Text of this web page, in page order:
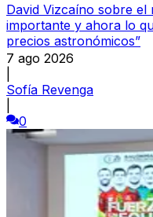
David Vizcaíno sobre el
importante y ahora lo
precios astronómicos”
7 ago 2026
Sofía Revenga
0